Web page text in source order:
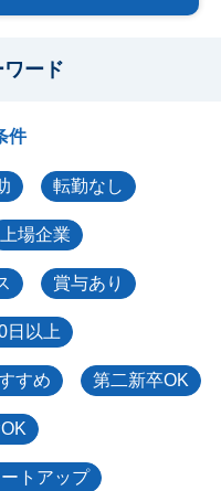
ワード
件
転勤なし
上場企業
賞与あり
日以上
すめ 第二新卒OK
トアップ